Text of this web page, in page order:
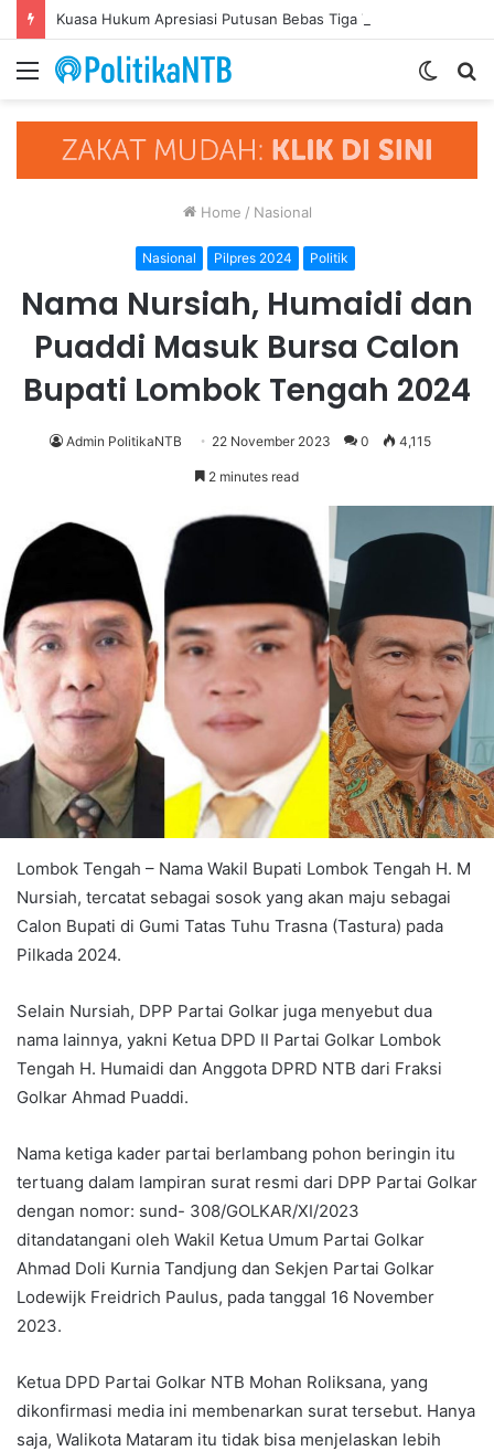
Menu
Switch
Home / Nasional
Nasional Pilpres 2024 Politik
Nama Nursiah, Humaidi dan
Puaddi Masuk Bursa Calon
Bupati Lombok Tengah 2024
Admin PolitikaNTB 22 November 2023 0 4,115
2 minutes read
Lombok Tengah – Nama Wakil Bupati Lombok Tengah H. M
Nursiah, tercatat sebagai sosok yang akan maju sebagai
Calon Bupati di Gumi Tatas Tuhu Trasna (Tastura) pada
Pilkada 2024.
Selain Nursiah, DPP Partai Golkar juga menyebut dua
nama lainnya, yakni Ketua DPD II Partai Golkar Lombok
Tengah H. Humaidi dan Anggota DPRD NTB dari Fraksi
Golkar Ahmad Puaddi.
Nama ketiga kader partai berlambang pohon beringin itu
tertuang dalam lampiran surat resmi dari DPP Partai Golkar
dengan nomor: sund- 308/GOLKAR/XI/2023
ditandatangani oleh Wakil Ketua Umum Partai Golkar
Ahmad Doli Kurnia Tandjung dan Sekjen Partai Golkar
Lodewijk Freidrich Paulus, pada tanggal 16 November
2023.
Ketua DPD Partai Golkar NTB Mohan Roliksana, yang
dikonfirmasi media ini membenarkan surat tersebut. Hanya
saja, Walikota Mataram itu tidak bisa menjelaskan lebih